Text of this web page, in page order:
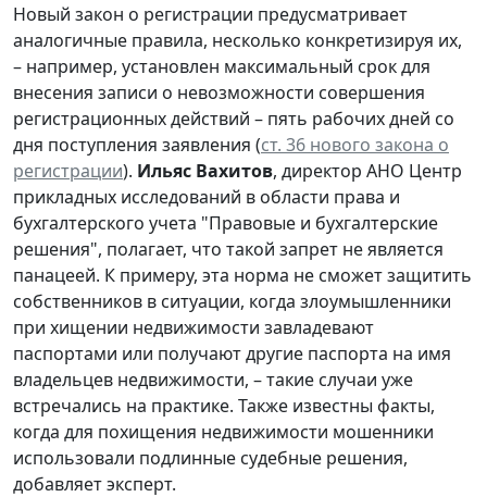
Новый закон о регистрации предусматривает
аналогичные правила, несколько конкретизируя их,
– например, установлен максимальный срок для
внесения записи о невозможности совершения
регистрационных действий – пять рабочих дней со
дня поступления заявления (ст. 36 нового закона о
регистрации). Ильяс Вахитов, директор АНО Центр
прикладных исследований в области права и
бухгалтерского учета "Правовые и бухгалтерские
решения", полагает, что такой запрет не является
панацеей. К примеру, эта норма не сможет защитить
собственников в ситуации, когда злоумышленники
при хищении недвижимости завладевают
паспортами или получают другие паспорта на имя
владельцев недвижимости, – такие случаи уже
встречались на практике. Также известны факты,
когда для похищения недвижимости мошенники
использовали подлинные судебные решения,
добавляет эксперт.